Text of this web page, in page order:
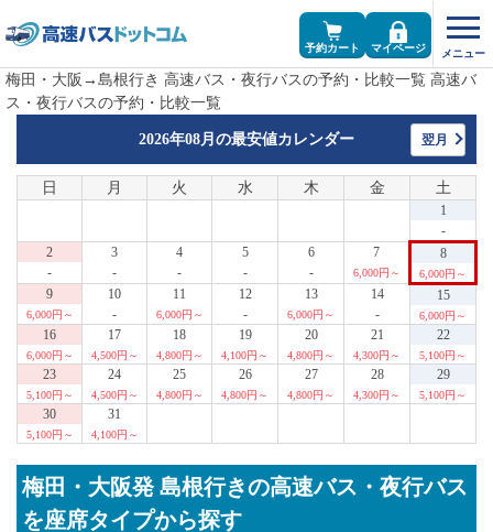
予約カート マイページ
梅田・大阪→島根行き 高速バス・夜行バスの予約・比較一覧 高速バ
ス・夜行バスの予約・比較一覧
2026年08月の最安値カレンダー 翌月
日 月 火 水 木 金 土
1
-
2
-
3
-
4
-
5
-
6
-
7
6,000円～
8
6,000円～
9
6,000円～
10
-
11
6,000円～
12
-
13
6,000円～
14
-
15
6,000円～
16
6,000円～
17
4,500円～
18
4,800円～
19
4,100円～
20
4,800円～
21
4,300円～
22
5,100円～
23
5,100円～
24
4,500円～
25
4,800円～
26
4,800円～
27
4,800円～
28
4,300円～
29
5,100円～
30
5,100円～
31
4,100円～
梅田・大阪発 島根行きの高速バス・夜行バス
を座席タイプから探す